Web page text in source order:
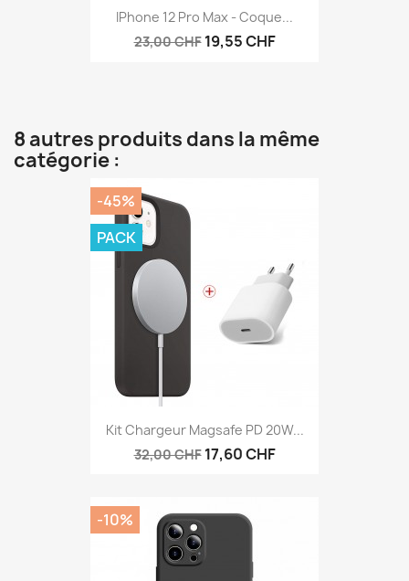
IPhone 12 Pro Max - Coque...
23,00 CHF 19,55 CHF
8 autres produits dans la même
catégorie :
Kit Chargeur Magsafe PD 20W...
32,00 CHF 17,60 CHF
-45%
PACK
-10%